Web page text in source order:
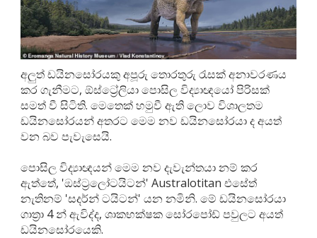
අලුත් ඩයිනසෝරයකු අපූරු තොරතුරු රැසක් අනාවරණය
කර ගැනීමට, ඕස්ට්‍රේලියා පොසිල විද්‍යාඥයෝ පිරිසක්
සමත් වී සිටිති. මෙතෙක් හමුවී ඇති ලොව විශාලතම
ඩයිනසෝරයන් අතරට මෙම නව ඩයිනසෝරයා ද අයත්
වන බව පැවැසෙයි.
පොසිල විද්‍යාඥයන් මෙම නව දැවැන්තයා නම් කර
ඇත්තේ, 'ඔස්ට්‍රලෝටයිටන්' Australotitan එසේත්
නැතිනම් 'සදර්න් ටයිටන්' යන නමිනි. මේ ඩයිනසෝරයා
ගාත්‍රා 4 න් ඇවිද්ද, ශාකභක්ෂක සෝරපෝඩ් පවුලට අයත්
ඩයිනසෝරයෙකි.